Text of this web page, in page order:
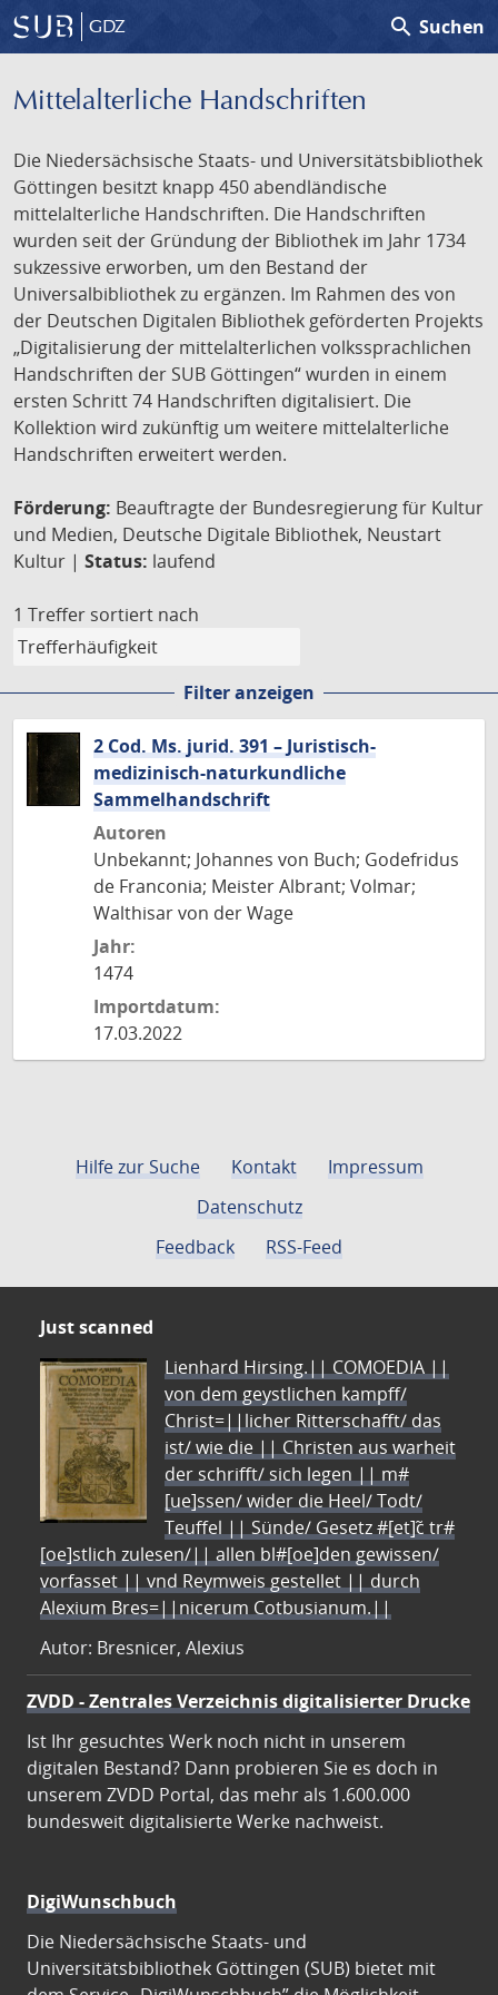
GDZ search Suchen
Mittelalterliche Handschriften
Die Niedersächsische Staats- und Universitätsbibliothek
Göttingen besitzt knapp 450 abendländische
mittelalterliche Handschriften. Die Handschriften
wurden seit der Gründung der Bibliothek im Jahr 1734
sukzessive erworben, um den Bestand der
Universalbibliothek zu ergänzen. Im Rahmen des von
der Deutschen Digitalen Bibliothek geförderten Projekts
„Digitalisierung der mittelalterlichen volkssprachlichen
Handschriften der SUB Göttingen“ wurden in einem
ersten Schritt 74 Handschriften digitalisiert. Die
Kollektion wird zukünftig um weitere mittelalterliche
Handschriften erweitert werden.
Förderung: Beauftragte der Bundesregierung für Kultur
und Medien, Deutsche Digitale Bibliothek, Neustart
Kultur | Status: laufend
1 Treffer sortiert nach
Filter anzeigen
2 Cod. Ms. jurid. 391 – Juristisch-
medizinisch-naturkundliche
Sammelhandschrift
Autoren
Unbekannt; Johannes von Buch; Godefridus
de Franconia; Meister Albrant; Volmar;
Walthisar von der Wage
Jahr:
1474
Importdatum:
17.03.2022
Hilfe zur Suche Kontakt
Impressum
Datenschutz
Feedback
RSS-Feed
Just scanned
Lienhard Hirsing.|| COMOEDIA ||
von dem geystlichen kampff/
Christ=||licher Ritterschafft/ das
ist/ wie die || Christen aus warheit
der schrifft/ sich legen || m#
[ue]ssen/ wider die Heel/ Todt/
Teuffel || Sünde/ Gesetz #[et]c̃ tr#
[oe]stlich zulesen/|| allen bl#[oe]den gewissen/
vorfasset || vnd Reymweis gestellet || durch
Alexium Bres=||nicerum Cotbusianum.||
Autor: Bresnicer, Alexius
ZVDD - Zentrales Verzeichnis digitalisierter Drucke
Ist Ihr gesuchtes Werk noch nicht in unserem
digitalen Bestand? Dann probieren Sie es doch in
unserem ZVDD Portal, das mehr als 1.600.000
bundesweit digitalisierte Werke nachweist.
DigiWunschbuch
Die Niedersächsische Staats- und
Universitätsbibliothek Göttingen (SUB) bietet mit